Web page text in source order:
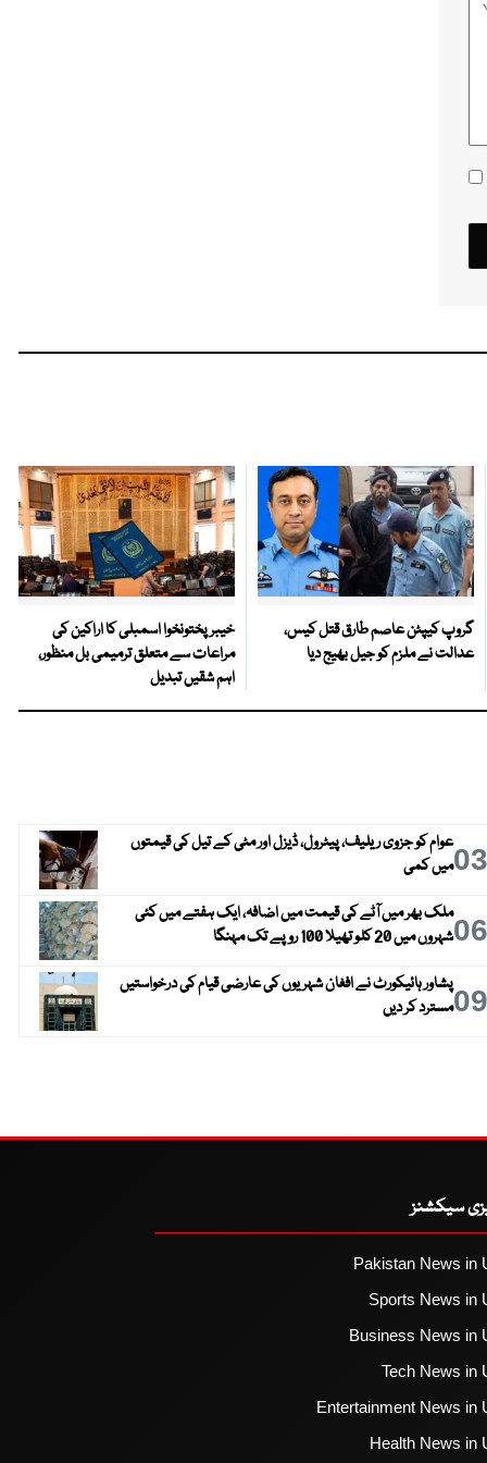
گروپ کیپٹن عاصم طارق قتل کیس،
عدالت نے ملزم کو جیل بھیج دیا
خیبرپختونخوا اسمبلی کا اراکین کی
مراعات سے متعلق ترمیمی بل منظور،
اہم شقیں تبدیل
03عوام کو جزوی ریلیف، پیٹرول، ڈیزل اور مٹی کے تیل کی قیمتوں
میں کمی
06ملک بھر میں آٹے کی قیمت میں اضافہ، ایک ہفتے میں کئی
شہروں میں 20 کلو تھیلا 100 روپے تک مہنگا
09پشاور ہائیکورٹ نے افغان شہریوں کی عارضی قیام کی درخواستیں
مسترد کر دیں
سیکشنز
Pakistan News in
Sports News in
Business News in
Tech News in
Entertainment News in
Health News in